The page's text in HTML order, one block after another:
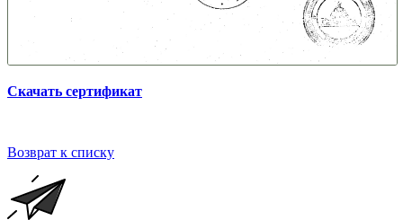
Скачать сертификат
Возврат к списку